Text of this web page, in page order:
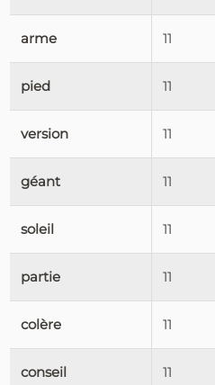
arme 11
pied 11
version 11
géant 11
soleil 11
partie 11
colère 11
conseil 11